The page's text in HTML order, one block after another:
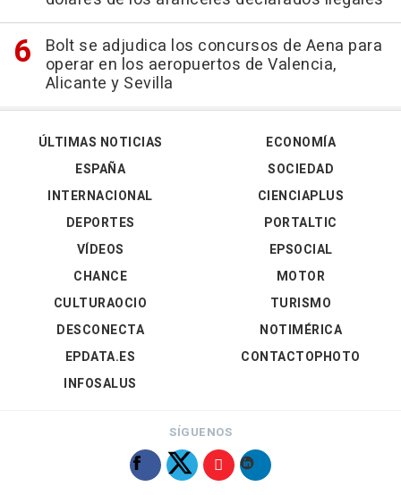
Bolt se adjudica los concursos de Aena para
operar en los aeropuertos de Valencia,
Alicante y Sevilla
ÚLTIMAS NOTICIAS
ESPAÑA
INTERNACIONAL
DEPORTES
VÍDEOS
ECONOMÍA
SOCIEDAD
CIENCIAPLUS
PORTALTIC
EPSOCIAL
CHANCE
CULTURAOCIO
DESCONECTA
EPDATA.ES
INFOSALUS
MOTOR
TURISMO
NOTIMÉRICA
CONTACTOPHOTO
SÍGUENOS